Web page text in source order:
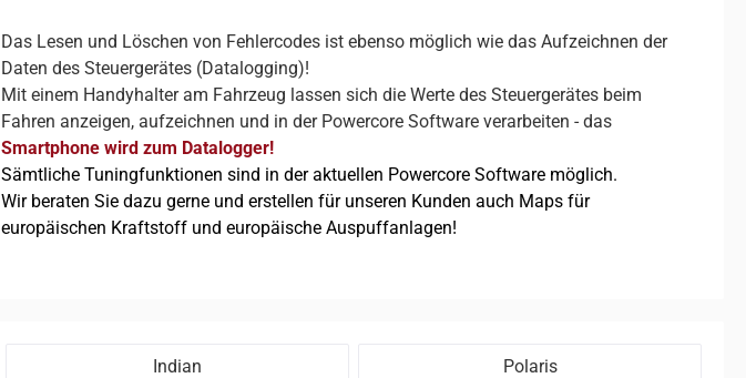
Das Lesen und Löschen von Fehlercodes ist ebenso möglich wie das Aufzeichnen der
Daten des Steuergerätes (Datalogging)!
Mit einem Handyhalter am Fahrzeug lassen sich die Werte des Steuergerätes beim
Fahren anzeigen, aufzeichnen und in der Powercore Software verarbeiten - das
Smartphone wird zum Datalogger!
Sämtliche Tuningfunktionen sind in der aktuellen Powercore Software möglich.
Wir beraten Sie dazu gerne und erstellen für unseren Kunden auch Maps für
europäischen Kraftstoff und europäische Auspuffanlagen!
Indian Polaris